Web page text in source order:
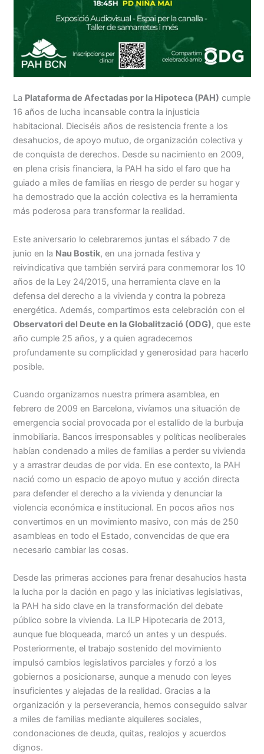
La Plataforma de Afectadas por la Hipoteca (PAH) cumple
16 años de lucha incansable contra la injusticia
habitacional. Dieciséis años de resistencia frente a los
desahucios, de apoyo mutuo, de organización colectiva y
de conquista de derechos. Desde su nacimiento en 2009,
en plena crisis financiera, la PAH ha sido el faro que ha
guiado a miles de familias en riesgo de perder su hogar y
ha demostrado que la acción colectiva es la herramienta
más poderosa para transformar la realidad.
Este aniversario lo celebraremos juntas el sábado 7 de
junio en la Nau Bostik, en una jornada festiva y
reivindicativa que también servirá para conmemorar los 10
años de la Ley 24/2015, una herramienta clave en la
defensa del derecho a la vivienda y contra la pobreza
energética. Además, compartimos esta celebración con el
Observatori del Deute en la Globalització (ODG), que este
año cumple 25 años, y a quien agradecemos
profundamente su complicidad y generosidad para hacerlo
posible.
Cuando organizamos nuestra primera asamblea, en
febrero de 2009 en Barcelona, vivíamos una situación de
emergencia social provocada por el estallido de la burbuja
inmobiliaria. Bancos irresponsables y políticas neoliberales
habían condenado a miles de familias a perder su vivienda
y a arrastrar deudas de por vida. En ese contexto, la PAH
nació como un espacio de apoyo mutuo y acción directa
para defender el derecho a la vivienda y denunciar la
violencia económica e institucional. En pocos años nos
convertimos en un movimiento masivo, con más de 250
asambleas en todo el Estado, convencidas de que era
necesario cambiar las cosas.
Desde las primeras acciones para frenar desahucios hasta
la lucha por la dación en pago y las iniciativas legislativas,
la PAH ha sido clave en la transformación del debate
público sobre la vivienda. La ILP Hipotecaria de 2013,
aunque fue bloqueada, marcó un antes y un después.
Posteriormente, el trabajo sostenido del movimiento
impulsó cambios legislativos parciales y forzó a los
gobiernos a posicionarse, aunque a menudo con leyes
insuficientes y alejadas de la realidad. Gracias a la
organización y la perseverancia, hemos conseguido salvar
a miles de familias mediante alquileres sociales,
condonaciones de deuda, quitas, realojos y acuerdos
dignos.